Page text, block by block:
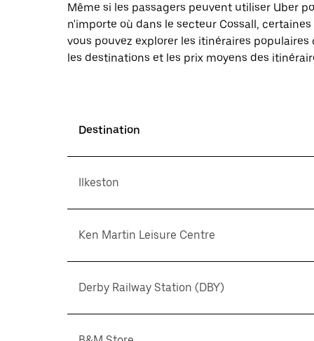
Même si les passagers peuvent utiliser Uber
n'importe où dans le secteur Cossall,
vous pouvez explorer les itinéraires
les destinations et les prix moyens des
Destination
Ilkeston
Ken Martin Leisure Centre
Derby Railway Station (DBY)